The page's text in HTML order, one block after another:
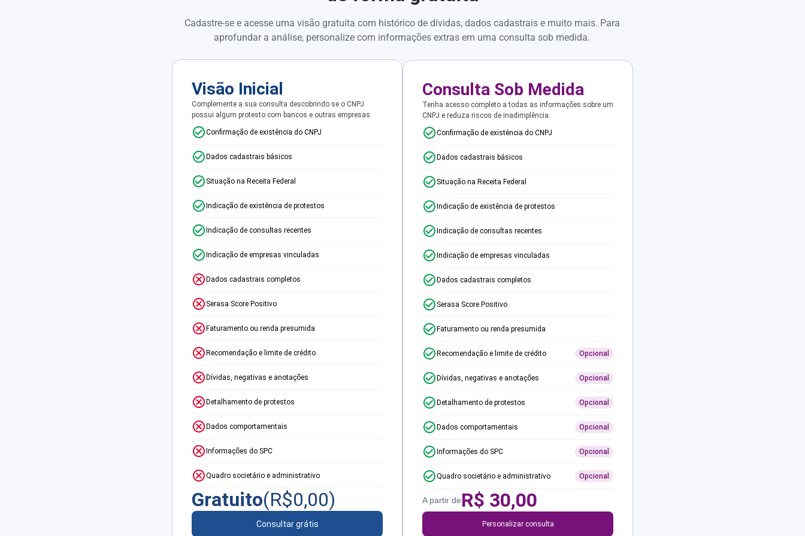
Cadastre-se e acesse uma visão gratuita com histórico de dívidas, dados cadastrais e muito mais. Para
aprofundar a análise, personalize com informações extras em uma consulta sob medida.
Visão Inicial
Complemente a sua consulta descobrindo se o CNPJ
possui algum protesto com bancos e outras empresas.
Confirmação de existência do CNPJ
Dados cadastrais básicos
Situação na Receita Federal
Indicação de existência de protestos
Indicação de consultas recentes
Indicação de empresas vinculadas
Dados cadastrais completos
Serasa Score Positivo
Faturamento ou renda presumida
Recomendação e limite de crédito
Dívidas, negativas e anotações
Detalhamento de protestos
Dados comportamentais
Informações do SPC
Quadro societário e administrativo
Gratuito(R$0,00)
Consultar grátis
Consulta Sob Medida
Tenha acesso completo a todas as informações sobre um
CNPJ e reduza riscos de inadimplência.
Confirmação de existência do CNPJ
Dados cadastrais básicos
Situação na Receita Federal
Indicação de existência de protestos
Indicação de consultas recentes
Indicação de empresas vinculadas
Dados cadastrais completos
Serasa Score Positivo
Faturamento ou renda presumida
Recomendação e limite de crédito Opcional
Dívidas, negativas e anotações Opcional
Detalhamento de protestos Opcional
Dados comportamentais Opcional
Informações do SPC Opcional
Quadro societário e administrativo Opcional
A partir deR$ 30,00
Personalizar consulta